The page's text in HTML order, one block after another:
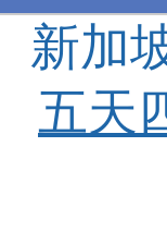
新加
五天